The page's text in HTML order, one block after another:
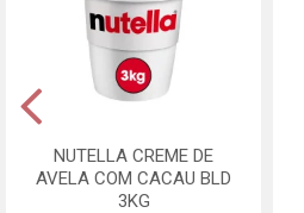
NUTELLA CREME DE
AVELA COM CACAU BLD
3KG